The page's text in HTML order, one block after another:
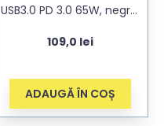
USB3.0 PD 3.0 65W, negru,
calatorii
109,0 lei
ADAUGĂ ÎN COȘ